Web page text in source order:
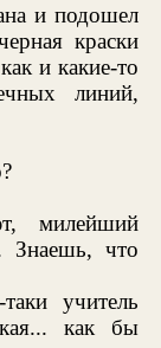
и подошел
краски
и какие-то
линий,
милейший
Знаешь, что
учитель
как бы